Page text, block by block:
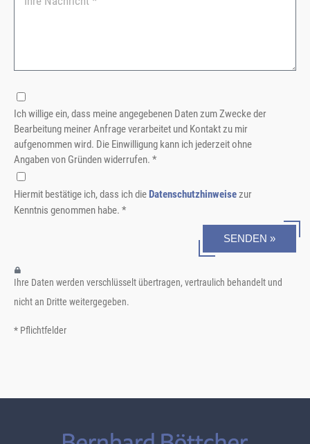
Ich willige ein, dass meine angegebenen Daten zum Zwecke der
Bearbeitung meiner Anfrage verarbeitet und Kontakt zu mir
aufgenommen wird. Die Einwilligung kann ich jederzeit ohne
Angaben von Gründen widerrufen. *
Hiermit bestätige ich, dass ich dieDatenschutzhinweisezur
Kenntnis genommen habe. *
SENDEN »
Ihre Daten werden verschlüsselt übertragen, vertraulich behandelt und
nicht an Dritte weitergegeben.
* Pflichtfelder